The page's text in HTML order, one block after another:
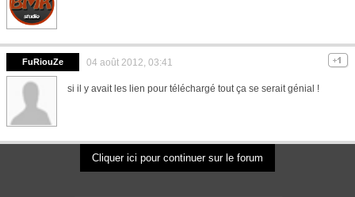
FuRiouZe 04 août 2012, 03:41
si il y avait les lien pour téléchargé tout ça se serait génial !
Cliquer ici pour continuer sur le forum